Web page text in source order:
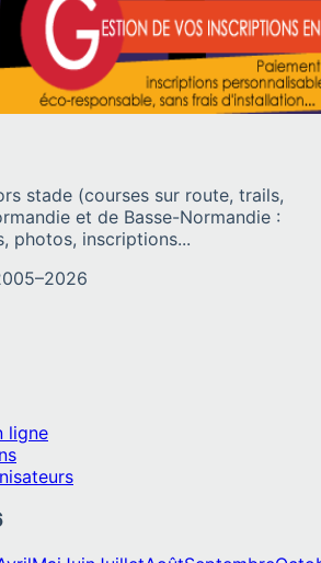
stade (courses sur route, trails,
et de Basse-Normandie :
photos, inscriptions...
2026
ligne